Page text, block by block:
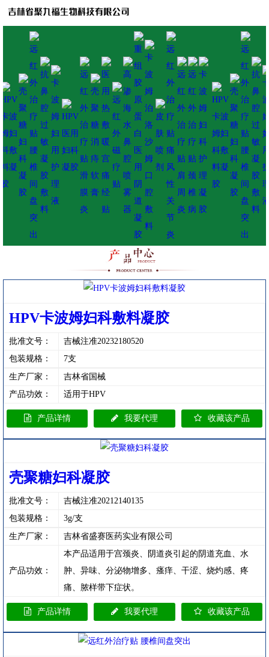
HPV卡波姆妇科敷料凝胶
批准文号：
吉械注准20232180520
包装规格：
7支
生产厂家：
吉林省国械
产品功效：
适用于HPV
产品详情 我要代理 收藏该产品
壳聚糖妇科凝胶
批准文号：
吉械注准20212140135
包装规格：
3g/支
生产厂家：
吉林省盛赛医药实业有限公司
产品功效：
本产品适用于宫颈炎、阴道炎引起的阴道充血、水
肿、异味、分泌物增多、瘙痒、干涩、烧灼感、疼
痛、脓样带下症状。
产品详情 我要代理 收藏该产品